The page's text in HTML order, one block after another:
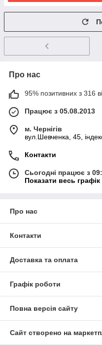
Про нас
95% позитивних з 316
Працює з 05.08.2013
м. Чернігів
вул.Шевченка, 45,
Контакти
Сьогодні працює з
Показати весь
Про нас
Контакти
Доставка та оплата
Графік роботи
Повна версія сайту
Сайт створено на